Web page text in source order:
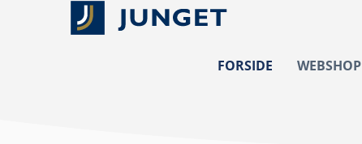
FORSIDE WEBSHOP